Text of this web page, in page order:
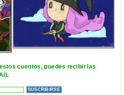
cuentos, puedes recibir las